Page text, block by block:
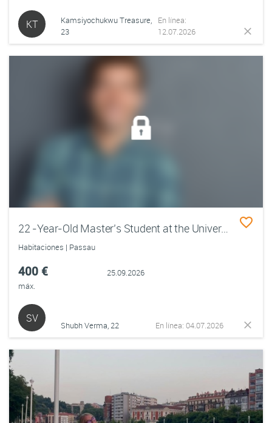
KT
Kamsiyochukwu Treasure,
23
En línea:
12.07.2026
22 -Year-Old Master’s Student at the University of Passau Looking for Accommodation
Habitaciones | Passau
400 €
máx.
25.09.2026
SV
Shubh Verma, 22 En línea: 04.07.2026